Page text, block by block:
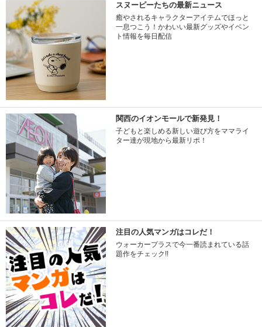
スヌーピーたちの最新ニュース
癒やされるキャラクターアイテムでほっと
一息つこう！かわいい最新グッズやイベン
ト情報を毎日配信
関西のイオンモールで新発見！
子どもと楽しめる新しい遊び方をママライ
ター達が現地から最新リポ！
注目の人気マンガはコレだ！
ウォーカープラスで今一番読まれている話
題作をチェック!!